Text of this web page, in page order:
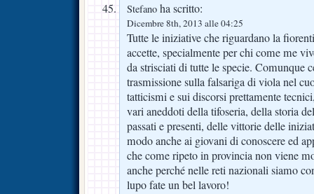
Stefano ha scritto:
Dicembre 8th, 2013 alle 04:25
Tutte le iniziative che riguardano la
accette, specialmente per chi come me
da strisciati di tutte le specie. Comunque
trasmissione sulla falsariga di viola nel
tatticismi e sui discorsi prettamente
vari aneddoti della tifoseria, della storia
passati e presenti, delle vittorie delle
modo anche ai giovani di conoscere ed
che come ripeto in provincia non viene
anche perché nelle reti nazionali siamo
lupo fate un bel lavoro!